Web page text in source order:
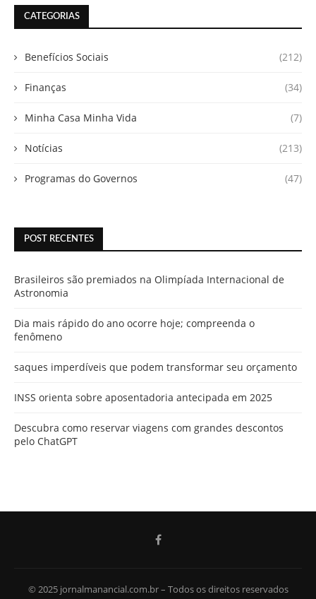
CATEGORIAS
Benefícios Sociais (212)
Finanças (34)
Minha Casa Minha Vida (7)
Notícias (213)
Programas do Governos (47)
POST RECENTES
Brasileiros são premiados na Olimpíada Internacional de
Astronomia
Dia mais rápido do ano ocorre hoje; compreenda o
fenômeno
saques imperdíveis que podem transformar seu orçamento
INSS orienta sobre aposentadoria antecipada em 2025
Descubra como reservar viagens com grandes descontos
pelo ChatGPT
© 2025 jornalmanancial.com.br – Todos os direitos reservados